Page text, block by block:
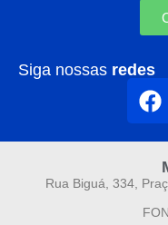
Siga nossas redes
Rua Biguá, 334,